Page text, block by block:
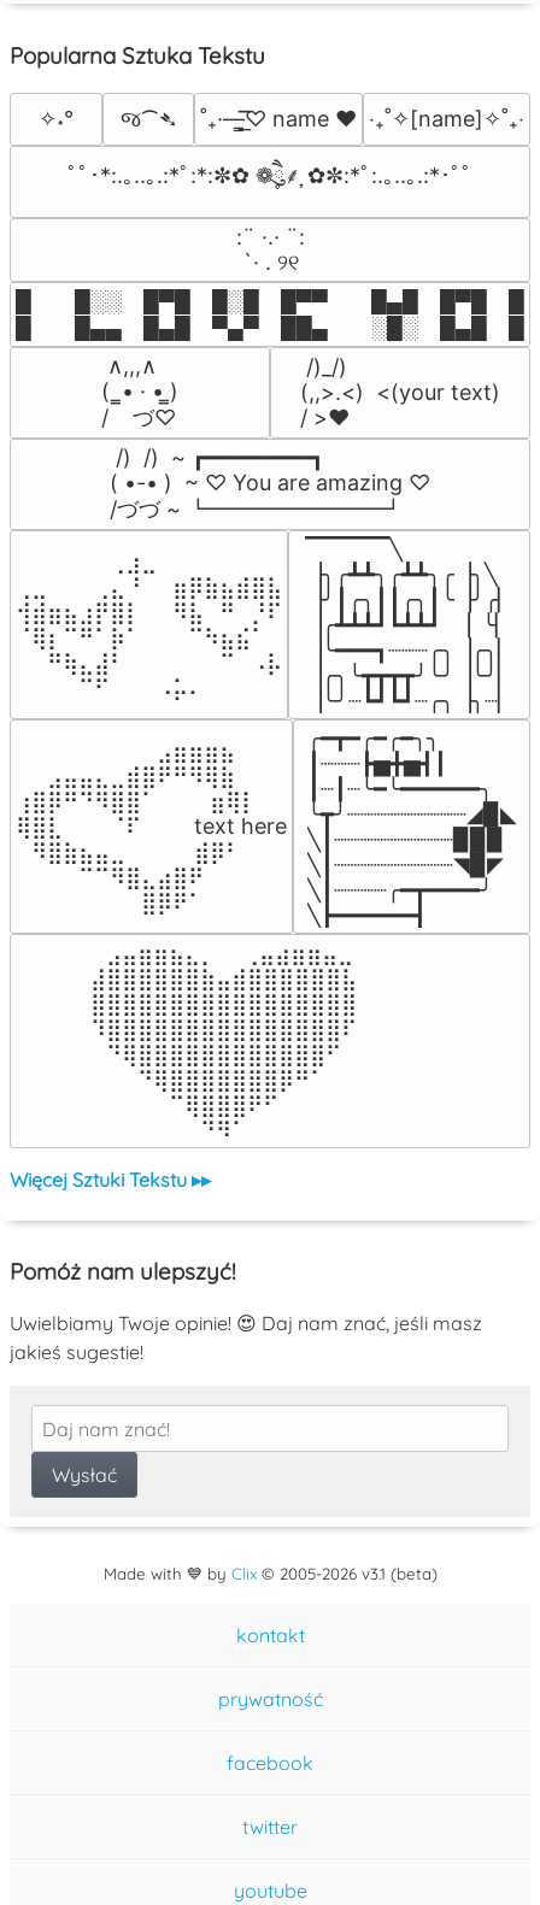
Popularna Sztuka Tekstu
✧˖° જ⁀➴ ˚₊·—̳͟͞͞♡ name ♥️ ‎‧₊˚✧[name]✧˚₊‧
ﾟﾟ･*:.｡..｡.:*ﾟ:*:✼✿ ❁ཻུ۪۪⸙͎ ✿✼:*ﾟ:.｡..｡.:*･ﾟﾟ
⠀:¨ ·.· ¨:⠀
⠀ `· . ୨୧⠀
█  █░░ █▀█ █░█ █▀▀  █▄█ █▀█
█  █▄▄ █▄█ ▀▄▀ ██▄  ░█░ █▄█
∧,,,∧
(  ̳• · • ̳)
/    づ♡
/)_/)
(,,>.<)  <(your text)
/ >❤️
/)  /)  ~ ┏━━━━━━━━┓
( •-• )  ~ ♡ You are amazing ♡
/づづ ~ ┗━━━━━━━━┛
⠀⠀⠀⠀⠀⠀⢀⣰⣀⠀⠀⠀⠀⠀⠀⠀⠀
⢀⣀⠀⠀⠀⢀⣄⠘⠀⠀⣶⡿⣷⣦⣾⣿⣧
⢺⣾⣶⣦⣰⡟⣿⡇⠀⠀⠻⣧⠀⠛⠀⡘⠏
⠈⢿⡆⠉⠛⠁⡷⠁⠀⠀⠀⠉⠳⣦⣮⠁⠀
⠀⠀⠛⢷⣄⣼⠃⠀⠀⠀⠀⠀⠀⠉⠀⠠⡧
⠀⠀⠀⠀⠉⠋⠀⠀⠀⠠⡥⠄⠀⠀⠀⠀⠀
▔▔▔▔▔╲
▕╮╭┻┻╮╭┻┻╮╭▕╮╲
▕╯┃╭╮┃┃╭╮┃╰▕╯╭▏
▕╭┻┻┻┛┗┻┻┛  ▕  ╰▏
▕╰━━━┓┈┈┈╭╮▕╭╮▏
▕╭╮╰┳┳┳┳╯╰╯▕╰╯▏
▕╰╯┈┗┛┗┛┈╭╮▕╮┈▏
⠀⠀⠀⠀⠀⠀⠀⠀⠀⣠⣶⣶⣶⣦⠀⠀
⠀⠀⣠⣤⣤⣄⣀⣾⣿⠟⠛⠻⢿⣷⠀
⢰⣿⡿⠛⠙⠻⣿⣿⠁⠀⠀ ⠀⣶⢿⡇
⢿⣿⣇⠀⠀⠀⠈⠏⠀⠀⠀ text here
⠀⠻⣿⣷⣦⣤⣀⠀⠀⠀ ⠀⣾⡿⠃⠀
⠀⠀⠀⠀⠉⠉⠻⣿⣄⣴⣿⠟⠀⠀⠀
⠀⠀⠀⠀⠀⠀⠀⠀⣿⡿⠟⠁⠀⠀⠀
╭━┳━╭━╭━╮╮
┃┈┈┈┣▅╋▅┫┃
┃┈┃┈╰━╰━━━━━━╮
╰┳╯┈┈┈┈┈┈┈┈┈◢▉◣
╲┃┈┈┈┈┈┈┈┈┈▉▉▉
╲┃┈┈┈┈┈┈┈┈┈◥▉◤
╲┃┈┈┈┈╭━┳━━━━╯
╲┣━━━━━━┫﻿
⠀⣠⣤⣶⣶⣦⣄⡀  ⠀⢀⣤⣴⣶⣶⣤⣀⠀
⣼⣿⣿⣿⣿⣿⣿⣷⣤⣾⣿⣿⣿⣿⣿⣿⣧
⣿⣿⣿⣿⣿⣿⣿⣿⣿⣿⣿⣿⣿⣿⣿⣿⣿
⠹⣿⣿⣿⣿⣿⣿⣿⣿⣿⣿⣿⣿⣿⣿⣿⠏
⠀⠙⢿⣿⣿⣿⣿⣿⣿⣿⣿⣿⣿⣿⣿⠋⠀
⠀⠀⠀⠙⢿⣿⣿⣿⣿⣿⣿⣿⡿⠛⠁⠀⠀
⠀⠀⠀⠀⠀⠉⢿⣿⣿⣿⠟⠋⠀⠀⠀⠀⠀
⠀⠀⠀⠀⠀⠀⠀⠙⠻⠁⠀⠀⠀⠀⠀⠀⠀⠀⠀⠀⠀⠀⠀
Więcej Sztuki Tekstu ▸▸
Pomóż nam ulepszyć!
Uwielbiamy Twoje opinie! 😍 Daj nam znać, jeśli masz
jakieś sugestie!
Made with 💙 by Clix© 2005-2026 v3.1 (beta)
kontakt
prywatność
facebook
twitter
youtube